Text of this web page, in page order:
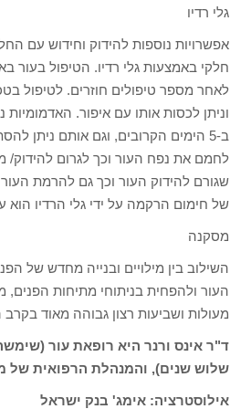
גלי רדיו
אפשרויות נוספות להידוק וחידוש עם
חלקי באמצעות גלי רדיו. הטיפול בעור
לאחר מספר טיפולים חוזרים. לטיפול
ב-5 הימים הקרובים, וגם אותם ניתן
לחמם את נפח העור וכך לגרום להידוק/
שגורם להידוק העור וכך גם להרמת העור
של חימום הרקמה על ידי גלי הרדיו הוא
מסקנה
השילוב בין מילויים ובנייה מחדש של
העור ולהפחית בניתוחי מתיחות הפנים,
מעולות ושביעות רצון גבוהה מאוד
ד"ר אינס ורנר היא רופאת עור
שלוש שנים), והמנהלת הרפואית של
אילוסטרציה: אימג' בנק ישראל